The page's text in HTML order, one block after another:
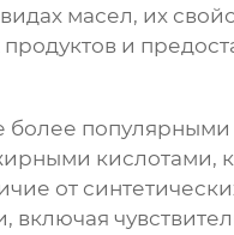
масел, их
и
более
кислотами,
от
включая